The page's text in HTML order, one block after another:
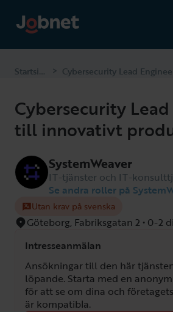
Startsidan >
Cybersecurity
till innovativt
SystemWeaver
IT-tjänster och IT-
Se andra roller på
Utan krav på svenska
Göteborg, Fabriksgatan 2 • 0-2
Intresseanmälan
Ansökningar till den här
löpande. Starta med en
för att se om dina och
är kompatibla.